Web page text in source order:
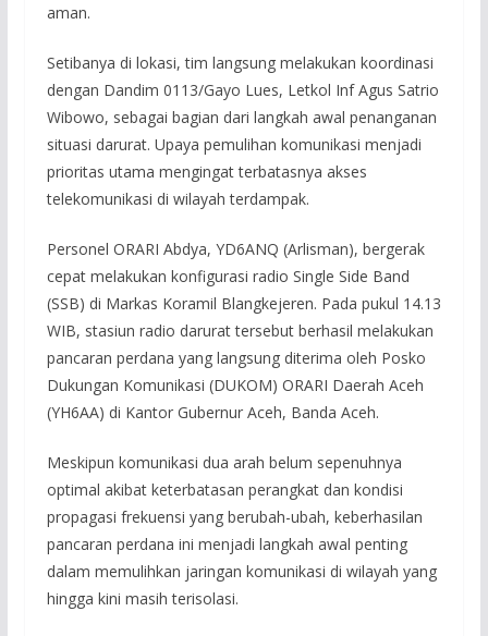
aman.
Setibanya di lokasi, tim langsung melakukan koordinasi
dengan Dandim 0113/Gayo Lues, Letkol Inf Agus Satrio
Wibowo, sebagai bagian dari langkah awal penanganan
situasi darurat. Upaya pemulihan komunikasi menjadi
prioritas utama mengingat terbatasnya akses
telekomunikasi di wilayah terdampak.
Personel ORARI Abdya, YD6ANQ (Arlisman), bergerak
cepat melakukan konfigurasi radio Single Side Band
(SSB) di Markas Koramil Blangkejeren. Pada pukul 14.13
WIB, stasiun radio darurat tersebut berhasil melakukan
pancaran perdana yang langsung diterima oleh Posko
Dukungan Komunikasi (DUKOM) ORARI Daerah Aceh
(YH6AA) di Kantor Gubernur Aceh, Banda Aceh.
Meskipun komunikasi dua arah belum sepenuhnya
optimal akibat keterbatasan perangkat dan kondisi
propagasi frekuensi yang berubah-ubah, keberhasilan
pancaran perdana ini menjadi langkah awal penting
dalam memulihkan jaringan komunikasi di wilayah yang
hingga kini masih terisolasi.